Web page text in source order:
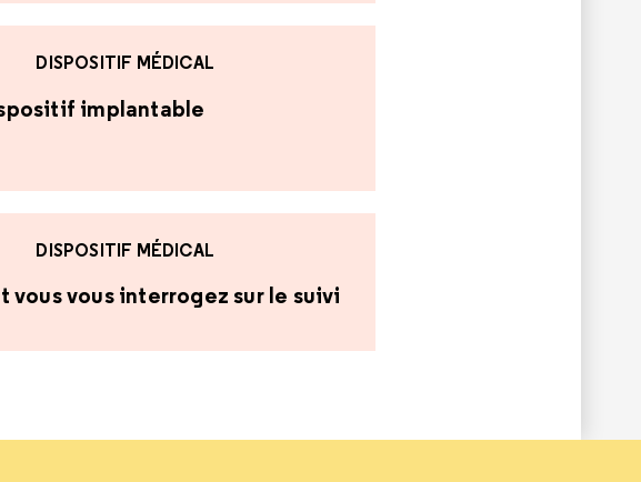
DISPOSITIF MÉDICAL
implantable
DISPOSITIF MÉDICAL
vous vous interrogez sur le suivi